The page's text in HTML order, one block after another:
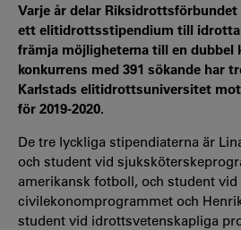
Varje år delar
ett elitidrottsstipendium till
främja möjligheterna till en dubbel
konkurrens med 391 sökande har
Karlstads elitidrottsuniversitet
för 2019-2020.
De tre lyckliga stipendiaterna är
och student vid
amerikansk fotboll, och student vid
civilekonomprogrammet och
student vid idrottsvetenskapliga